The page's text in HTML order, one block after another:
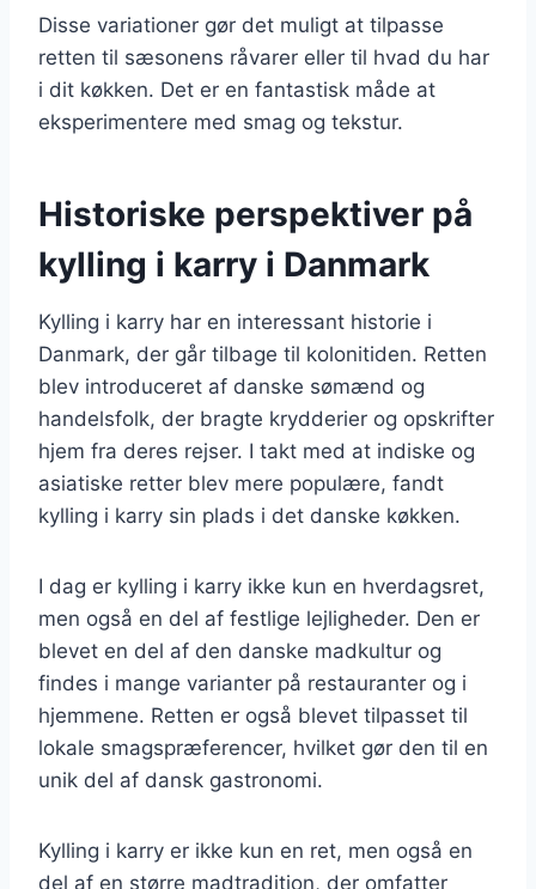
Disse variationer gør det muligt at tilpasse
retten til sæsonens råvarer eller til hvad du har
i dit køkken. Det er en fantastisk måde at
eksperimentere med smag og tekstur.
Historiske perspektiver på
kylling i karry i Danmark
Kylling i karry har en interessant historie i
Danmark, der går tilbage til kolonitiden. Retten
blev introduceret af danske sømænd og
handelsfolk, der bragte krydderier og opskrifter
hjem fra deres rejser. I takt med at indiske og
asiatiske retter blev mere populære, fandt
kylling i karry sin plads i det danske køkken.
I dag er kylling i karry ikke kun en hverdagsret,
men også en del af festlige lejligheder. Den er
blevet en del af den danske madkultur og
findes i mange varianter på restauranter og i
hjemmene. Retten er også blevet tilpasset til
lokale smagspræferencer, hvilket gør den til en
unik del af dansk gastronomi.
Kylling i karry er ikke kun en ret, men også en
del af en større madtradition, der omfatter